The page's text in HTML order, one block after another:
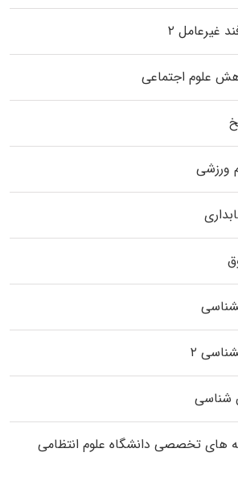
غیرعامل ۲
علوم اجتماعی
ورزشی
۲
شناسی
ﻫﺎی تخصصی داﻧﺸﮕﺎه ﻋﻠﻮم انتظامی